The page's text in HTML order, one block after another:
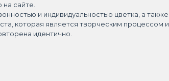
сайте.
и индивидуальностью цветка, а также
которая является творческим процессом и
идентично.